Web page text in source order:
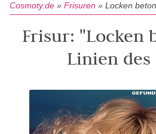
Cosmoty.de » Frisuren » Locken
Frisur: "Locken
Linien des